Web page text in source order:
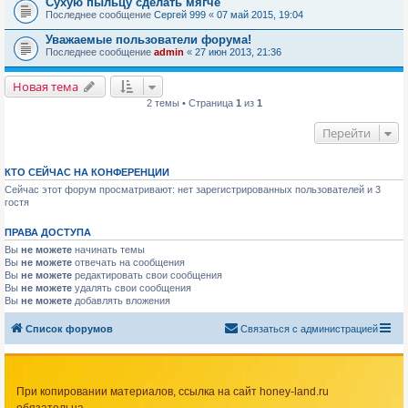
Последнее сообщение Сергей 999 « 07 май 2015, 19:04
Уважаемые пользователи форума!
Последнее сообщение admin « 27 июн 2013, 21:36
Новая тема
2 темы • Страница 1 из 1
Перейти
КТО СЕЙЧАС НА КОНФЕРЕНЦИИ
Сейчас этот форум просматривают: нет зарегистрированных пользователей и 3
гостя
ПРАВА ДОСТУПА
Вы не можете начинать темы
Вы не можете отвечать на сообщения
Вы не можете редактировать свои сообщения
Вы не можете удалять свои сообщения
Вы не можете добавлять вложения
Список форумов Связаться с администрацией
При копировании материалов, ссылка на сайт honey-land.ru